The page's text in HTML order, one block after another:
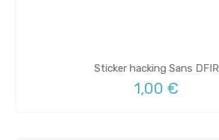
Sticker hacking Sans DFIR
1,00 €